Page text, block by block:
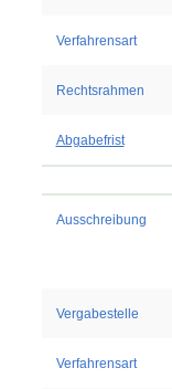
Verfahrensart
Rechtsrahmen
Abgabefrist
Ausschreibung
Vergabestelle
Verfahrensart